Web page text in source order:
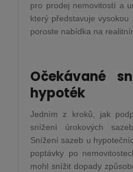
pro prodej nemovitostí a
který představuje
poroste nabídka na
Očekávané
hypoték
Jedním z kroků, jak
snížení úrokových
Snížení sazeb u
poptávky po
mohl snížit dopady